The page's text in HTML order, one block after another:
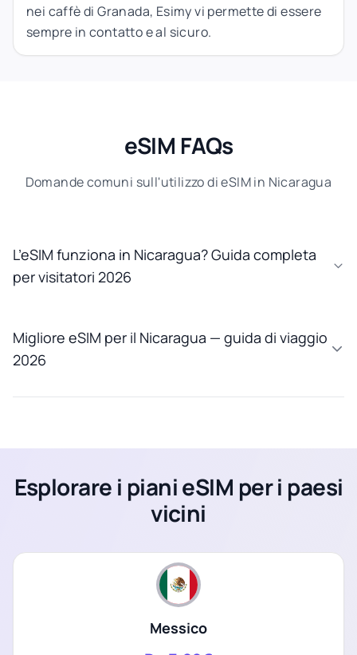
nei caffè di Granada, Esimy vi permette di essere
sempre in contatto e al sicuro.
eSIM FAQs
Domande comuni sull'utilizzo di eSIM in Nicaragua
L’eSIM funziona in Nicaragua? Guida completa
per visitatori 2026
Migliore eSIM per il Nicaragua — guida di viaggio
2026
Esplorare i piani eSIM per i paesi
vicini
Messico